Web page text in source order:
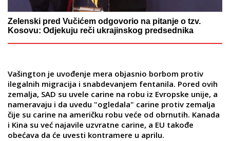
Zelenski pred Vučićem odgovorio na pitanje o tzv.
Kosovu: Odjekuju reči ukrajinskog predsednika
Vašington je uvođenje mera objasnio borbom protiv
ilegalnih migracija i snabdevanjem fentanila. Pored ovih
zemalja, SAD su uvele carine na robu iz Evropske unije, a
nameravaju i da uvedu "ogledala" carine protiv zemalja
čije su carine na američku robu veće od obrnutih. Kanada
i Kina su već najavile uzvratne carine, a EU takođe
obećava da će uvesti kontramere u aprilu.